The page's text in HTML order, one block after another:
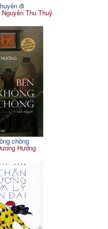
đi
Nguyễn Thu Thuỷ
chồng
Hướng